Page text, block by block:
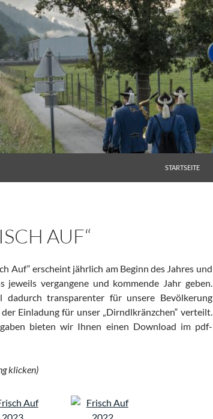
STARTSEITE
AUF“
Auf“ erscheint jährlich am Beginn des Jahres und
jeweils vergangene und kommende Jahr geben.
dadurch transparenter für unsere Bevölkerung
Einladung für unser „Dirndlkränzchen“ verteilt.
bieten wir Ihnen einen Download im pdf-
klicken)